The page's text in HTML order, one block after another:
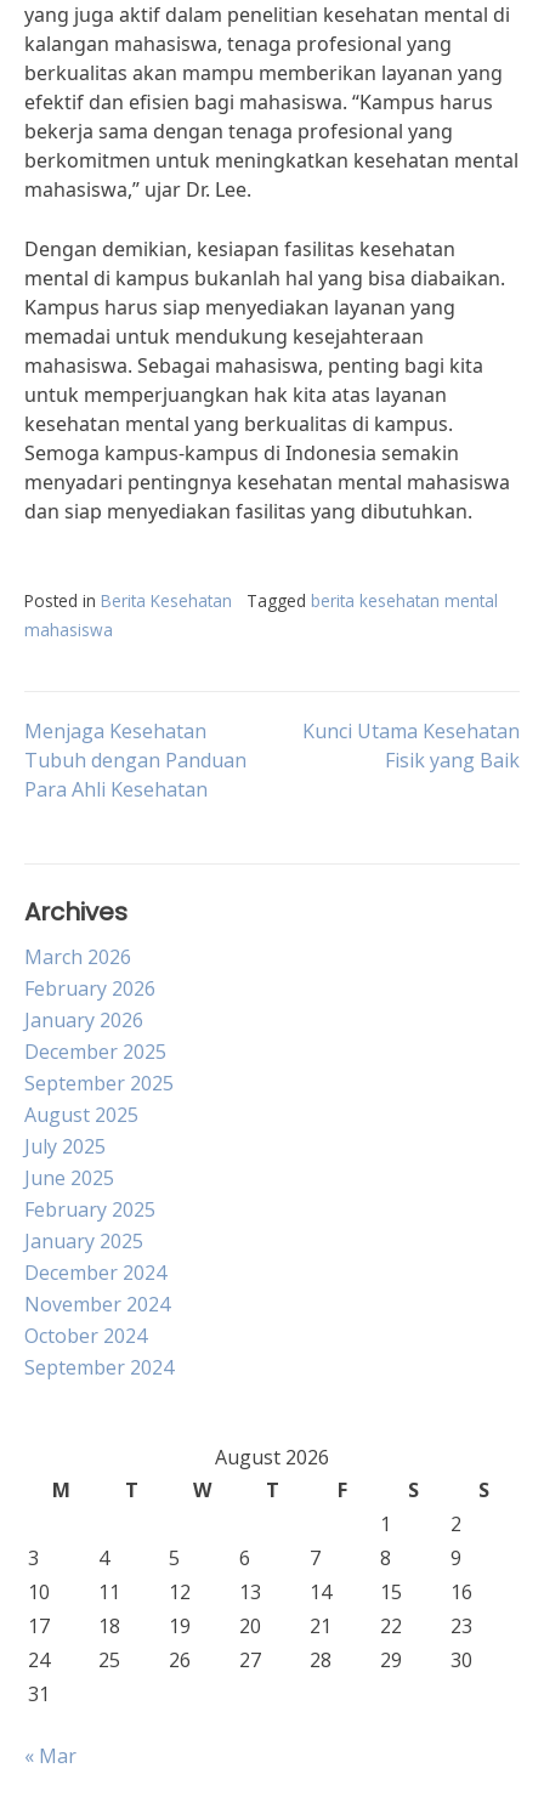
yang juga aktif dalam penelitian kesehatan mental di
kalangan mahasiswa, tenaga profesional yang
berkualitas akan mampu memberikan layanan yang
efektif dan efisien bagi mahasiswa. “Kampus harus
bekerja sama dengan tenaga profesional yang
berkomitmen untuk meningkatkan kesehatan mental
mahasiswa,” ujar Dr. Lee.
Dengan demikian, kesiapan fasilitas kesehatan
mental di kampus bukanlah hal yang bisa diabaikan.
Kampus harus siap menyediakan layanan yang
memadai untuk mendukung kesejahteraan
mahasiswa. Sebagai mahasiswa, penting bagi kita
untuk memperjuangkan hak kita atas layanan
kesehatan mental yang berkualitas di kampus.
Semoga kampus-kampus di Indonesia semakin
menyadari pentingnya kesehatan mental mahasiswa
dan siap menyediakan fasilitas yang dibutuhkan.
Posted in Berita Kesehatan Tagged berita kesehatan mental
mahasiswa
Post
navigation
Menjaga Kesehatan
Tubuh dengan Panduan
Para Ahli Kesehatan
Kunci Utama Kesehatan
Fisik yang Baik
Archives
March 2026
February 2026
January 2026
December 2025
September 2025
August 2025
July 2025
June 2025
February 2025
January 2025
December 2024
November 2024
October 2024
September 2024
August 2026
M
T W T F S
S
1
2
3
4 5 6 7 8
9
10
11 12 13 14 15
16
17
18 19 20 21 22
23
24
25 26 27 28 29
30
31
« Mar